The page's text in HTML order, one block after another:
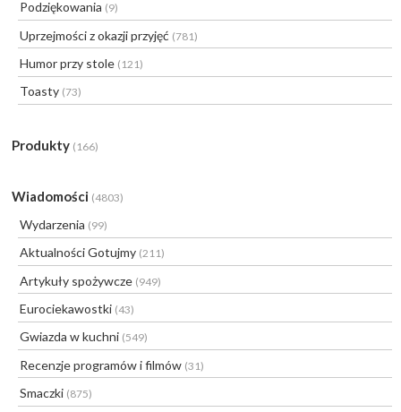
Podziękowania (9)
Uprzejmości z okazji przyjęć (781)
Humor przy stole (121)
Toasty (73)
Produkty (166)
Wiadomości (4803)
Wydarzenia (99)
Aktualności Gotujmy (211)
Artykuły spożywcze (949)
Eurociekawostki (43)
Gwiazda w kuchni (549)
Recenzje programów i filmów (31)
Smaczki (875)